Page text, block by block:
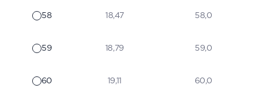
58 18,47 58,0
59 18,79 59,0
60 19,11 60,0